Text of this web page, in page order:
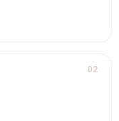
02